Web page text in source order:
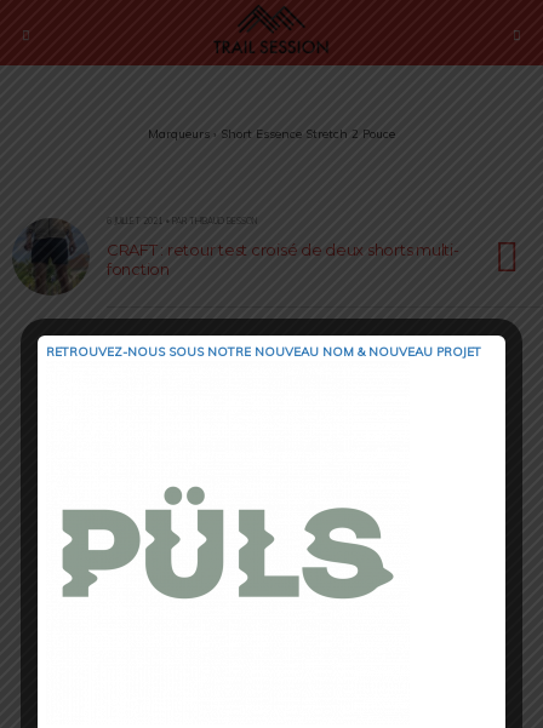
Marqueurs › Short Essence Stretch 2 Pouce
6 JUILLET 2021 • PAR THIBAUD BESSON
CRAFT : retour test croisé de deux shorts multi-
fonction
RETROUVEZ-NOUS SOUS NOTRE NOUVEAU NOM & NOUVEAU PROJET